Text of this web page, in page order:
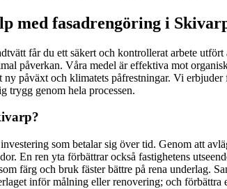
med fasadrengöring i
får du ett säkert och kontrollerat arbete
påverkan. Våra medel är effektiva mot
ny påväxt och klimatets påfrestningar. Vi
trygg genom hela processen.
som betalar sig över tid. Genom att
En ren yta förbättrar också fastighetens
färg och bruk fäster bättre på rena underlag.
inför målning eller renovering; och förbättra